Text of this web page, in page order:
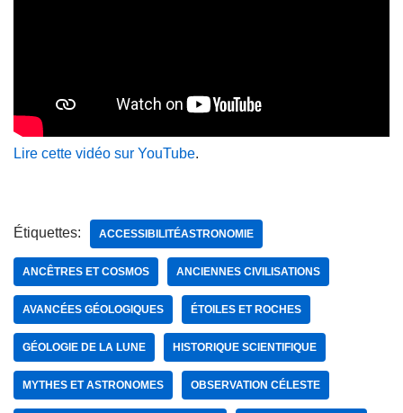
Lire cette vidéo sur YouTube.
Étiquettes: ACCESSIBILITÉASTRONOMIE
ANCÊTRES ET COSMOS ANCIENNES CIVILISATIONS
AVANCÉES GÉOLOGIQUES ÉTOILES ET ROCHES
GÉOLOGIE DE LA LUNE HISTORIQUE SCIENTIFIQUE
MYTHES ET ASTRONOMES OBSERVATION CÉLESTE